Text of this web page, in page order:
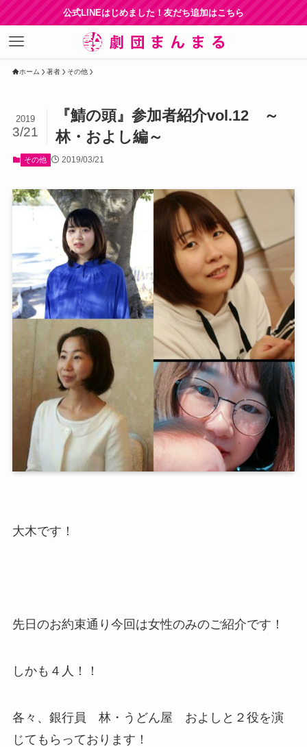
公式LINEはじめました！友だち追加はこちら
ホーム 著者 その他
『鯖の頭』参加者紹介vol.12 ～
林・およし編～
2019
3/21
その他 2019/03/21
大木です！
先日のお約束通り今回は女性のみのご紹介です！
しかも４人！！
各々、銀行員 林・うどん屋 およしと２役を演
じてもらっております！